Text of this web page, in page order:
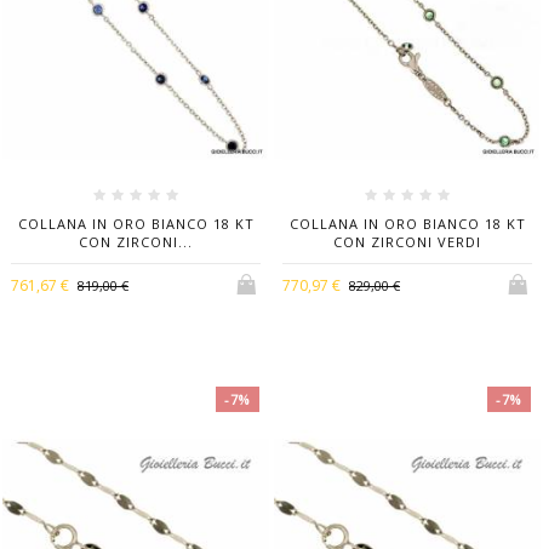
COLLANA IN ORO BIANCO 18 KT
CON ZIRCONI...
761,67 € 819,00 €
COLLANA IN ORO BIANCO 18 KT
CON ZIRCONI VERDI
770,97 € 829,00 €
-7% -7%